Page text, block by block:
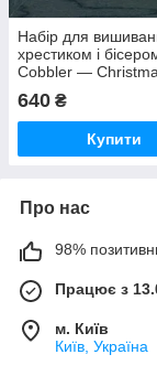
Набір для
хрестиком і
Cobbler —
чобітника)
640 ₴
Купити
Про нас
98%
Працює з
м. Київ
Київ, Україна